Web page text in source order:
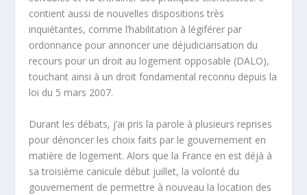
contient aussi de nouvelles dispositions très
inquiétantes, comme l’habilitation à légiférer par
ordonnance pour annoncer une déjudiciarisation du
recours pour un droit au logement opposable (DALO),
touchant ainsi à un droit fondamental reconnu depuis la
loi du 5 mars 2007.
Durant les débats, j’ai pris la parole à plusieurs reprises
pour dénoncer les choix faits par le gouvernement en
matière de logement. Alors que la France en est déjà à
sa troisième canicule début juillet, la volonté du
gouvernement de permettre à nouveau la location des